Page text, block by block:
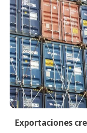
Exportaciones